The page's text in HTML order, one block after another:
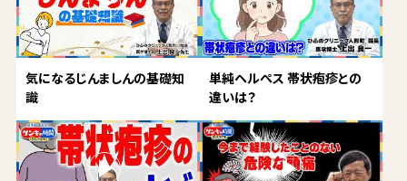
気になるじんましんの基礎知
識
単純ヘルペス 帯状疱疹との
違いは？